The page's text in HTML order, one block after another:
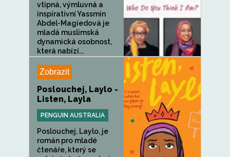
vtipná, výmluvná a
inspirativní Yassmin
Abdel-Magiedová je
mladá muslimská
dynamická osobnost,
která nabízí...
Zobrazit
Poslouchej, Laylo -
Listen, Layla
PENGUIN AUSTRALIA
Poslouchej, Laylo, je
román pro mladé
čtenáře, který se